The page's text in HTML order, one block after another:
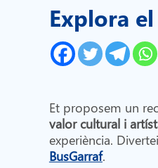
Explora
Et proposem un
valor cultural i
experiència.
BusGarraf.